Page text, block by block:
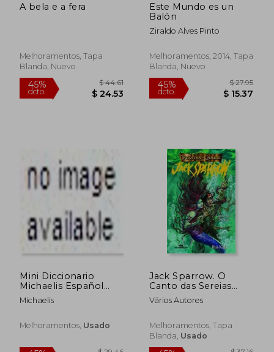
A bela e a fera
Melhoramentos, Tapa
Blanda, Nuevo
dcto. $ 24.53
Este Mundo es un
Balón
Ziraldo Alves Pinto
Melhoramentos, 2014, Tapa
Blanda, Nuevo
45%
dcto.
Mini Diccionario
Michaelis Español
Portugues Portugues
Michaelis
Melhoramentos, Usado
Jack Sparrow. O
Canto das Sereias
(em Portuguese do
Brasil)
Vários Autores
Melhoramentos, Tapa
Blanda, Usado